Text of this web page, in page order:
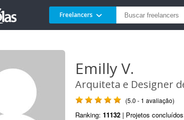
Freelancers
Emilly V.
Arquiteta e Designer
(5.0 - 1 avaliação)
Ranking: 11132 | Projetos